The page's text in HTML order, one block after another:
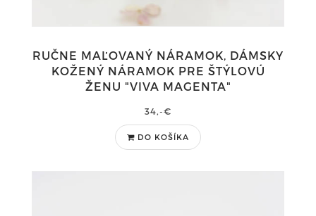
RUČNE MAĽOVANÝ NÁRAMOK, DÁMSKY
KOŽENÝ NÁRAMOK PRE ŠTÝLOVÚ
ŽENU "VIVA MAGENTA"
34,-€
DO KOŠÍKA